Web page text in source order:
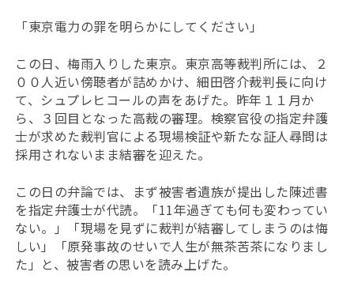
「東京電力の罪を明らかにしてください」
この日、梅雨入りした東京。東京高等裁判所には、２
００人近い傍聴者が詰めかけ、細田啓介裁判長に向け
て、シュプレヒコールの声をあげた。昨年１１月か
ら、３回目となった高裁の審理。検察官役の指定弁護
士が求めた裁判官による現場検証や新たな証人尋問は
採用されないまま結審を迎えた。
この日の弁論では、まず被害者遺族が提出した陳述書
を指定弁護士が代読。「11年過ぎても何も変わってい
ない。」「現場を見ずに裁判が結審してしまうのは悔
しい」「原発事故のせいで人生が無茶苦茶になりまし
た」と、被害者の思いを読み上げた。